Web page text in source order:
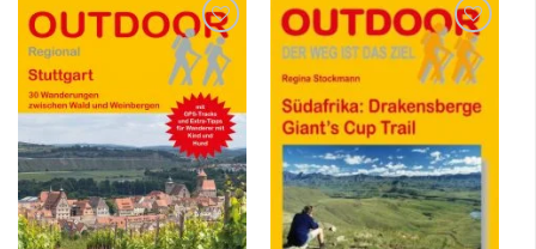
Zu
Wunschliste
hinzufügen
Zu
Wunschliste
hinzufügen